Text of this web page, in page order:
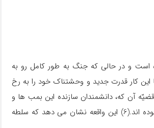
است و در حالي كه جنگ به طور كامل رو به
اين كار قدرت جديد و وحشتناك خود را به رخ
آن كه، دانشمندان سازنده اين بمب ها و
مشاوران سران آمريكا براي استفاده از آن، همگي يهودي و يهودي الاصل و فراماسون بوده اند.(6) اين واقعه نشان می دهد كه سلطه